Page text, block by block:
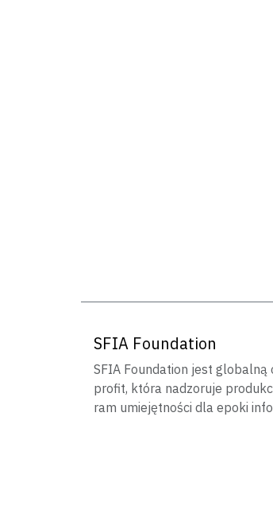
SFIA Foundation
SFIA Foundation jest globalną
profit, która nadzoruje
ram umiejętności dla epoki